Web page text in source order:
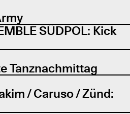
SÜDPOL: Kick
Tanznachmittag
/ Caruso / Zünd: